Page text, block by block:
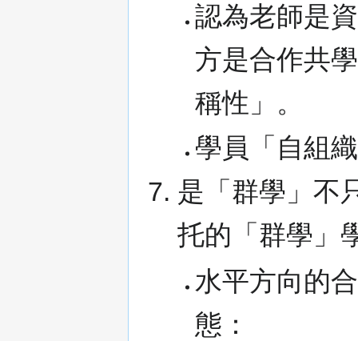
認為老師是
方是合作共
稱性」。
學員「自組
是「群學」不
托的「群學」
水平方向的
態：